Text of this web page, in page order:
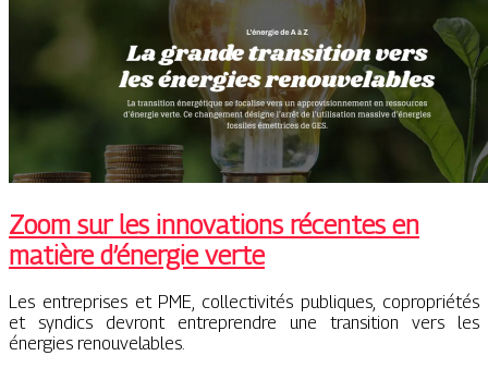
Zoom sur les innovations récentes en
matière d’énergie verte
Les entreprises et PME, collectivités publiques, copropriétés
et syndics devront entreprendre une transition vers les
énergies renouvelables.